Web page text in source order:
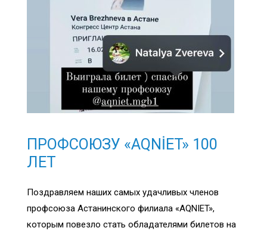
ПРОФСОЮЗУ «AQNİET» 100
ЛЕТ
Поздравляем наших самых удачливых членов
профсоюза Астанинского филиала «AQNIET»,
которым повезло стать обладателями билетов на